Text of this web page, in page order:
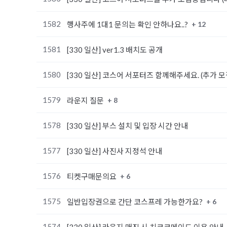
1582 행사주에 1대1 문의는 확인 안하나요..? + 12
1581 [330 일산] ver1.3 배치도 공개
1580 [330 일산] 코스어 서포터즈 함께해주세요. (추가
1579 라운지 질문 + 8
1578 [330 일산] 부스 설치 및 입장 시간 안내
1577 [330 일산] 사진사 지정석 안내
1576 티켓구매문의요 + 6
1575 일반입장권으로 간단 코스프레 가능한가요? + 6